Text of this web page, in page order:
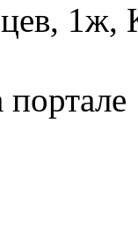
1ж,
портале